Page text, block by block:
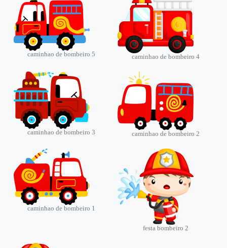
caminhao de bombeiro 5 caminhao de bombeiro 4
caminhao de bombeiro 3 caminhao de bombeiro 2
caminhao de bombeiro 1
festa bombeiro 2